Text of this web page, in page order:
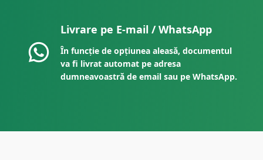
Livrare pe E-mail / WhatsApp
În funcție de opțiunea aleasă, documentul
va fi livrat automat pe adresa
dumneavoastră de email sau pe WhatsApp.